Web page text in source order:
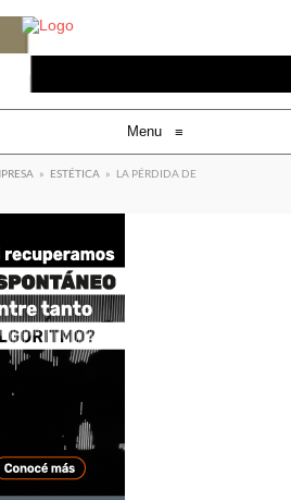
Menu ≡
» ESTÉTICA » LA PÉRDIDA DE